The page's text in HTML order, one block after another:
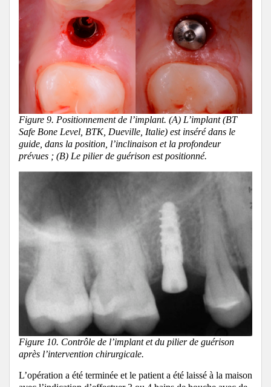
Figure 9. Positionnement de l’implant. (A) L’implant (BT
Safe Bone Level, BTK, Dueville, Italie) est inséré dans le
guide, dans la position, l’inclinaison et la profondeur
prévues ; (B) Le pilier de guérison est positionné.
Figure 10. Contrôle de l’implant et du pilier de guérison
après l’intervention chirurgicale.
L’opération a été terminée et le patient a été laissé à la maison